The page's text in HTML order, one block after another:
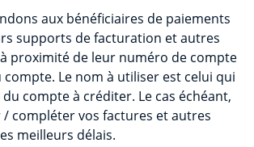
aux bénéficiaires de paiements
supports de facturation et autres
proximité de leur numéro de compte
compte. Le nom à utiliser est celui qui
compte à créditer. Le cas échéant,
/ compléter vos factures et autres
meilleurs délais.